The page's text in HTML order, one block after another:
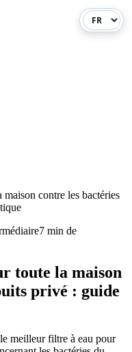
contre les bactéries
7 min de
toute la maison
privé : guide
meilleur filtre à eau pour